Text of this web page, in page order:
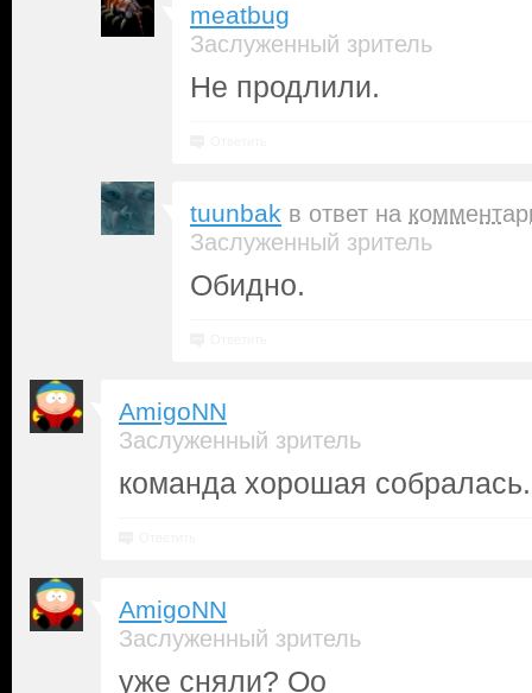
meatbug
Заслуженный зритель
Не продлили.
tuunbak в ответ на
Заслуженный зритель
Обидно.
AmigoNN
Заслуженный зритель
команда хорошая
AmigoNN
Заслуженный зритель
уже сняли? Оо